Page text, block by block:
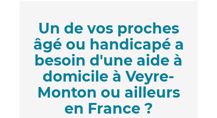
Un de vos proches
âgé ou handicapé a
besoin d'une aide à
domicile à Veyre-
Monton ou ailleurs
en France ?